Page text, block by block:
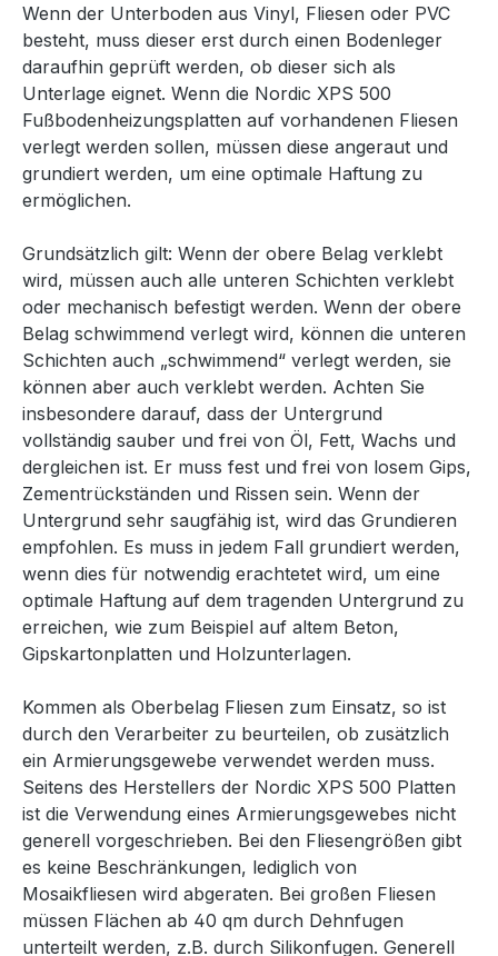
Wenn der Unterboden aus Vinyl, Fliesen oder PVC
besteht, muss dieser erst durch einen Bodenleger
daraufhin geprüft werden, ob dieser sich als
Unterlage eignet. Wenn die Nordic XPS 500
Fußbodenheizungsplatten auf vorhandenen Fliesen
verlegt werden sollen, müssen diese angeraut und
grundiert werden, um eine optimale Haftung zu
ermöglichen.
Grundsätzlich gilt: Wenn der obere Belag verklebt
wird, müssen auch alle unteren Schichten verklebt
oder mechanisch befestigt werden. Wenn der obere
Belag schwimmend verlegt wird, können die unteren
Schichten auch „schwimmend“ verlegt werden, sie
können aber auch verklebt werden. Achten Sie
insbesondere darauf, dass der Untergrund
vollständig sauber und frei von Öl, Fett, Wachs und
dergleichen ist. Er muss fest und frei von losem Gips,
Zementrückständen und Rissen sein. Wenn der
Untergrund sehr saugfähig ist, wird das Grundieren
empfohlen. Es muss in jedem Fall grundiert werden,
wenn dies für notwendig erachtetet wird, um eine
optimale Haftung auf dem tragenden Untergrund zu
erreichen, wie zum Beispiel auf altem Beton,
Gipskartonplatten und Holzunterlagen.
Kommen als Oberbelag Fliesen zum Einsatz, so ist
durch den Verarbeiter zu beurteilen, ob zusätzlich
ein Armierungsgewebe verwendet werden muss.
Seitens des Herstellers der Nordic XPS 500 Platten
ist die Verwendung eines Armierungsgewebes nicht
generell vorgeschrieben. Bei den Fliesengrößen gibt
es keine Beschränkungen, lediglich von
Mosaikfliesen wird abgeraten. Bei großen Fliesen
müssen Flächen ab 40 qm durch Dehnfugen
unterteilt werden, z.B. durch Silikonfugen. Generell